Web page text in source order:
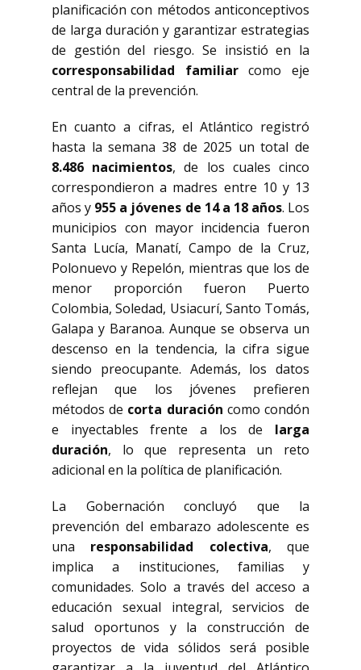
planificación con métodos anticonceptivos
de larga duración y garantizar estrategias
de gestión del riesgo. Se insistió en la
corresponsabilidad familiarcomo eje
central de la prevención.
En cuanto a cifras, el Atlántico registró
hasta la semana 38 de 2025 un total de
8.486 nacimientos, de los cuales cinco
correspondieron a madres entre 10 y 13
años y 955 a jóvenes de 14 a 18 años. Los
municipios con mayor incidencia fueron
Santa Lucía, Manatí, Campo de la Cruz,
Polonuevo y Repelón, mientras que los de
menor proporción fueron Puerto
Colombia, Soledad, Usiacurí, Santo Tomás,
Galapa y Baranoa. Aunque se observa un
descenso en la tendencia, la cifra sigue
siendo preocupante. Además, los datos
reflejan que los jóvenes prefieren
métodos de corta duración como condón
e inyectables frente a los de larga
duración, lo que representa un reto
adicional en la política de planificación.
La Gobernación concluyó que la
prevención del embarazo adolescente es
una responsabilidad colectiva, que
implica a instituciones, familias y
comunidades. Solo a través del acceso a
educación sexual integral, servicios de
salud oportunos y la construcción de
proyectos de vida sólidos será posible